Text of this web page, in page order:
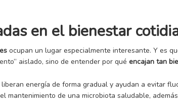
en el bienestar
ocupan un lugar especialmente interesante. Y es
aislado, sino de entender por quéencajan tan
liberan energía de forma gradual y ayudan a evitar
mantenimiento de una microbiota saludable,